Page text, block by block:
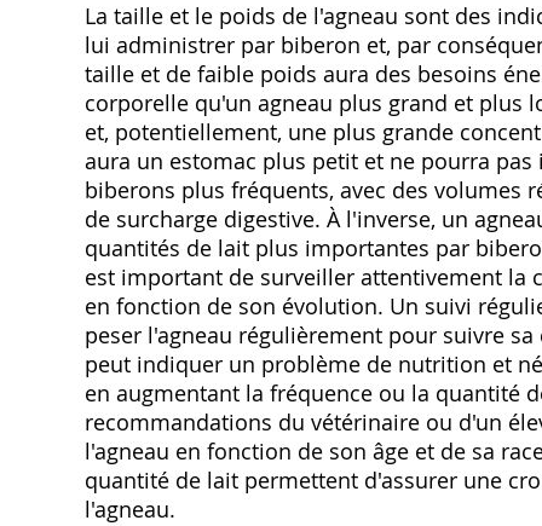
La taille et le poids de l'agneau sont des
lui administrer par biberon et, par
taille et de faible poids aura des besoins
corporelle qu'un agneau plus grand et plus
et, potentiellement, une plus grande
aura un estomac plus petit et ne pourra
biberons plus fréquents, avec des volumes
de surcharge digestive. À l'inverse, un
quantités de lait plus importantes par
est important de surveiller attentivement la
en fonction de son évolution. Un suivi
peser l'agneau régulièrement pour suivre
peut indiquer un problème de nutrition et
en augmentant la fréquence ou la quantité
recommandations du vétérinaire ou d'un
l'agneau en fonction de son âge et de sa
quantité de lait permettent d'assurer une
l'agneau.